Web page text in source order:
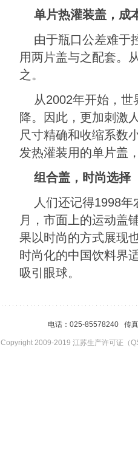
单片热灌装盖，成
由于瓶口公差难于
用两片盖与之配套。
之。
从2002年开始，世
降。因此，更加刺激
尺寸精确和收缩系数
发热灌装用的单片盖
组合盖，时尚选择
人们还记得1998年
月，市面上的运动盖
果以时尚的方式展现
时尚化的中国饮料界
吸引眼球。
电话：025-85578240 传
Copyright 2009-2019 江苏生产许可证（